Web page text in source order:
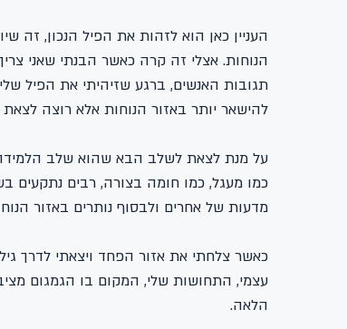
העניין כאן הוא לזהות את הפיל הנכון, זה
הנוחות. אצלי זה קרה כאשר הבנתי שאני
תגובות האנשים, ברגע שזיהיתי את הפיל שלי
להישאר יותר באזור הנוחות אלא רוצה לצאת
על מנת לצאת לשלב הבא שהוא שלב
כמו מעגל, כמו חומה בצורה, רבים נתקעים
מדעות של אחרים ולבסוף נותרים באזור
כאשר צלחתי את אזור הפחד ויצאתי לדרך
עצמי, התחושות שלי, המקום בו הגמגום
הלאה.